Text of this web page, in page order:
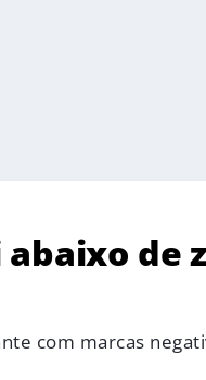
de
com marcas